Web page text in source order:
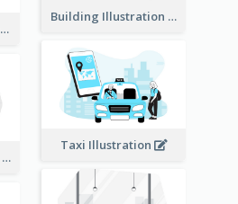
Building Illustration
Writing Business Plan Illustration
Taxi Illustration
Outdoor Restaurant Illustration